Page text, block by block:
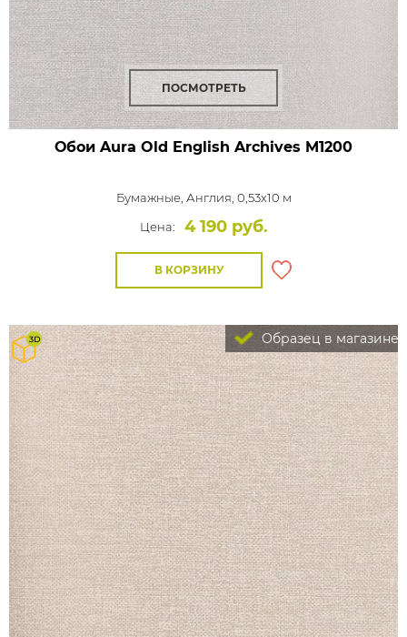
ПОСМОТРЕТЬ
Обои Aura Old English Archives M1200
Бумажные, Англия, 0,53x10 м
Цена:
4 190 руб.
В КОРЗИНУ
Образец в магазине